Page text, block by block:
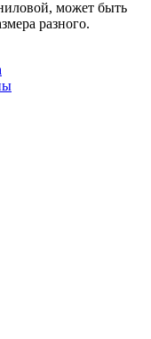
может быть
разного.